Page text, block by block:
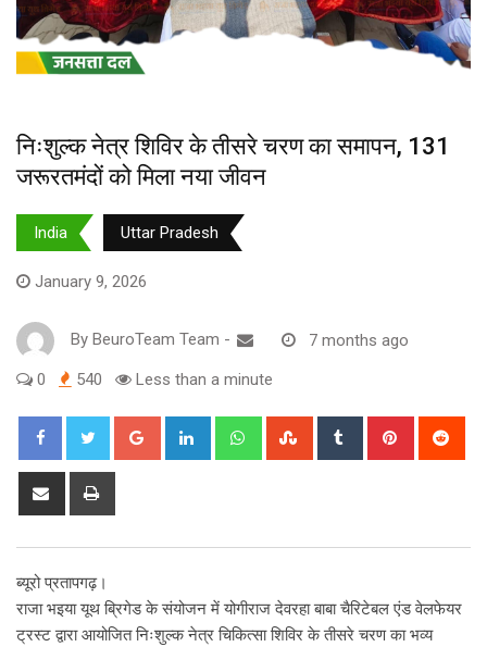
निःशुल्क नेत्र शिविर के तीसरे चरण का समापन, 131
जरूरतमंदों को मिला नया जीवन
India Uttar Pradesh
January 9, 2026
By BeuroTeam Team - 7 months ago
0 540 Less than a minute
Google+ LinkedIn WhatsappStumbleUpon
Tumblr Pinterest
Share
ब्यूरो प्रतापगढ़।
राजा भइया यूथ ब्रिगेड के संयोजन में योगीराज देवरहा बाबा चैरिटेबल एंड वेलफेयर
ट्रस्ट द्वारा आयोजित निःशुल्क नेत्र चिकित्सा शिविर के तीसरे चरण का भव्य